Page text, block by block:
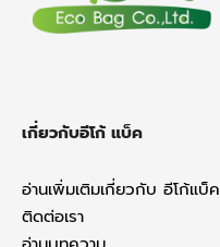
เกี่ยวกับอีโก้ แบ็ค
อ่านเพิ่มเติมเกี่ยวกับ อีโก้แบ็ค
ติดต่อเรา